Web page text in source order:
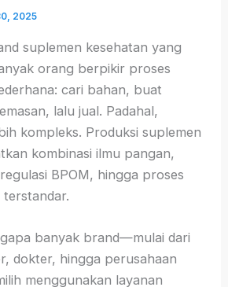
2025
suplemen kesehatan yang
orang berpikir proses
cari bahan, buat
lalu jual. Padahal,
kompleks. Produksi suplemen
kombinasi ilmu pangan,
BPOM, hingga proses
banyak brand—mulai dari
dokter, hingga perusahaan
menggunakan layanan